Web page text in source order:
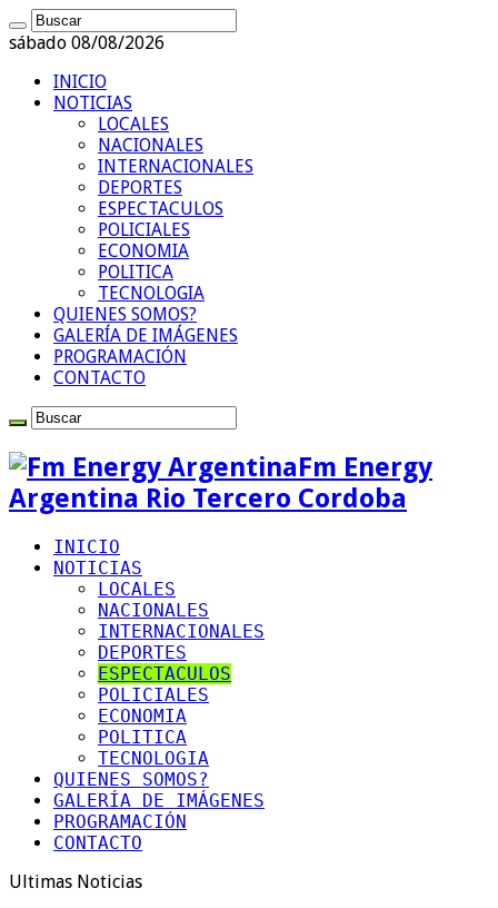
sábado 08/08/2026
INICIO
NOTICIAS
LOCALES
NACIONALES
INTERNACIONALES
DEPORTES
ESPECTACULOS
POLICIALES
ECONOMIA
POLITICA
TECNOLOGIA
QUIENES SOMOS?
GALERÍA DE IMÁGENES
PROGRAMACIÓN
CONTACTO
Fm Energy
Argentina Rio Tercero Cordoba
INICIO
NOTICIAS
LOCALES
NACIONALES
INTERNACIONALES
DEPORTES
ESPECTACULOS
POLICIALES
ECONOMIA
POLITICA
TECNOLOGIA
QUIENES SOMOS?
GALERÍA DE IMÁGENES
PROGRAMACIÓN
CONTACTO
Ultimas Noticias